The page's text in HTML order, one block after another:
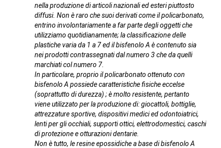
nella produzione di articoli nazionali ed esteri piuttosto
diffusi. Non è raro che suoi derivati come il policarbonato,
entrino involontariamente a far parte degli oggetti che
utilizziamo quotidianamente; la classificazione delle
plastiche varia da 1 a 7 ed il bisfenolo A è contenuto sia
nei prodotti contrassegnati dal numero 3 che da quelli
marchiati col numero 7.
In particolare, proprio il policarbonato ottenuto con
bisfenolo A possiede caratteristiche fisiche eccelse
(soprattutto di durezza) ; è molto resistente, pertanto
viene utilizzato per la produzione di: giocattoli, bottiglie,
attrezzature sportive, dispositivi medici ed odontoiatrici,
lenti per gli occhiali, supporti ottici, elettrodomestici, caschi
di protezione e otturazioni dentarie.
Non è tutto, le resine epossidiche a base di bisfenolo A